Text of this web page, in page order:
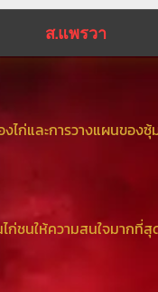
ส.แพรวา
ไก่และการวางแผนของ
ก่ชนให้ความสนใจมากที่